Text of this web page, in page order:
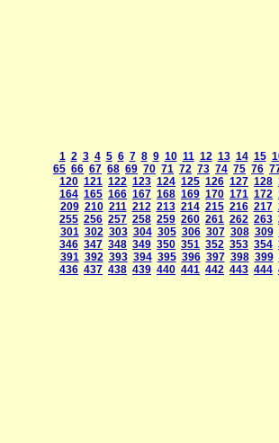
1 2 3 4 5 6 7 8 9 10 11 12 13 14 15
65 66 67 68 69 70 71 72 73 74 75 76
120 121 122 123 124 125 126 127 128
164 165 166 167 168 169 170 171 172
209 210 211 212 213 214 215 216 217
255 256 257 258 259 260 261 262 263
301 302 303 304 305 306 307 308 309
346 347 348 349 350 351 352 353 354
391 392 393 394 395 396 397 398 399
436 437 438 439 440 441 442 443 444